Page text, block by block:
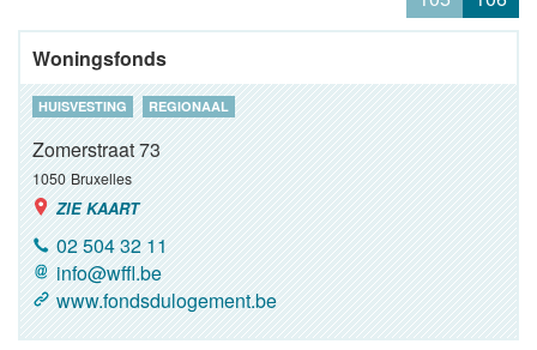
Woningsfonds
HUISVESTING REGIONAAL
Zomerstraat 73
1050 Bruxelles
ZIE KAART
02 504 32 11
info@wffl.be
www.fondsdulogement.be